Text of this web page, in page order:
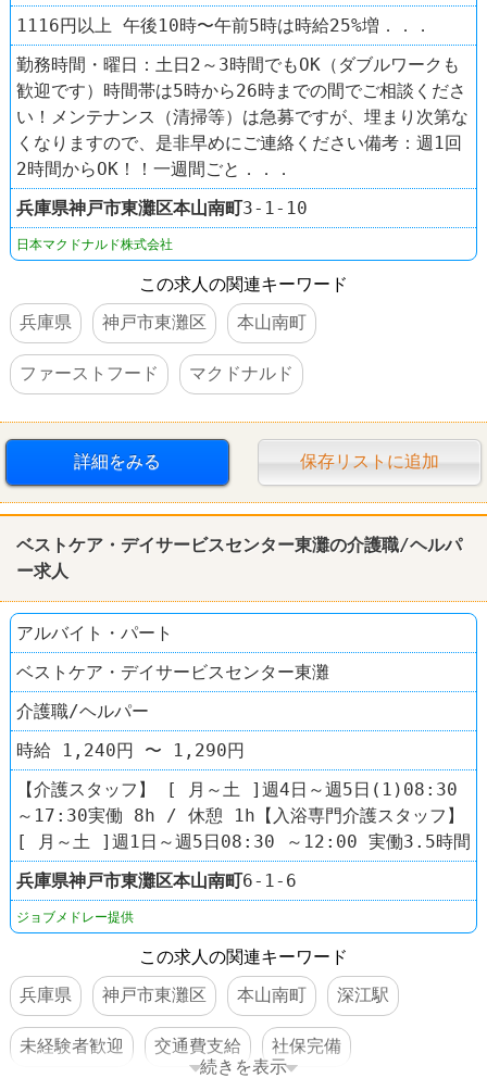
1116円以上 午後10時〜午前5時は時給25%増．．．
勤務時間・曜日：土日2～3時間でもOK（ダブルワークも
歓迎です）時間帯は5時から26時までの間でご相談くださ
い！メンテナンス（清掃等）は急募ですが、埋まり次第な
くなりますので、是非早めにご連絡ください備考：週1回
2時間からOK！！一週間ごと．．．
兵庫県神戸市東灘区本山南町3-1-10
日本マクドナルド株式会社
この求人の関連キーワード
兵庫県
神戸市東灘区 本山南町
ファーストフード マクドナルド
詳細をみる 保存リストに追加
ベストケア・デイサービスセンター東灘の介護職/ヘルパ
ー求人
アルバイト・パート
ベストケア・デイサービスセンター東灘
介護職/ヘルパー
時給 1,240円 〜 1,290円
【介護スタッフ】 [ 月～土 ]週4日～週5日(1)08:30
～17:30実働 8h / 休憩 1h【入浴専門介護スタッフ】
[ 月～土 ]週1日～週5日08:30 ～12:00 実働3.5時間
兵庫県神戸市東灘区本山南町6-1-6
ジョブメドレー提供
この求人の関連キーワード
兵庫県
神戸市東灘区 本山南町 深江駅
未経験者歓迎 交通費支給 社保完備
続きを表示